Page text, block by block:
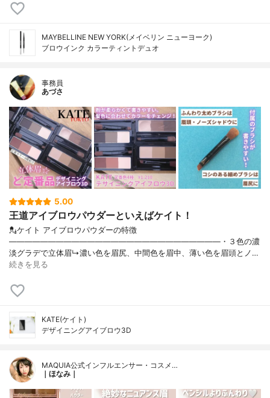
MAYBELLINE NEW YORK(メイベリン ニューヨーク)
ブロウインク カラーティントデュオ
事務員
あづさ
5.00
王道アイブロウパウダーといえばケイト！
💂ケイト アイブロウパウダーの特徴
———————————————————————————・３色の濃
淡グラデで立体眉↳濃い色を眉尻、中間色を眉中、薄い色を眉頭とノ…
続きを見る
KATE(ケイト)
デザイニングアイブロウ3D
MAQUIA公式インフルエンサー・コスメ…
｜ほなみ｜